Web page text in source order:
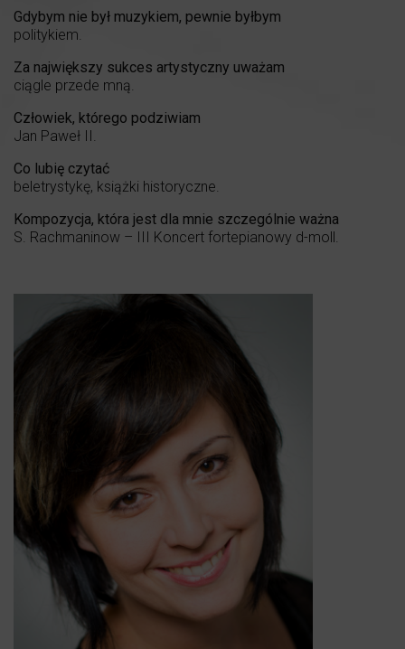
Gdybym nie był muzykiem, pewnie byłbym
politykiem.
Za największy sukces artystyczny uważam
ciągle przede mną.
Człowiek, którego podziwiam
Jan Paweł II.
Co lubię czytać
beletrystykę, książki historyczne.
Kompozycja, która jest dla mnie szczególnie ważna
S. Rachmaninow – III Koncert fortepianowy d-moll.